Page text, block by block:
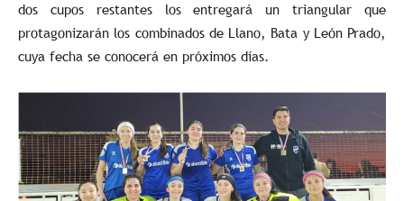
dos cupos restantes los entregará un triangular que
protagonizarán los combinados de Llano, Bata y León Prado,
cuya fecha se conocerá en próximos días.